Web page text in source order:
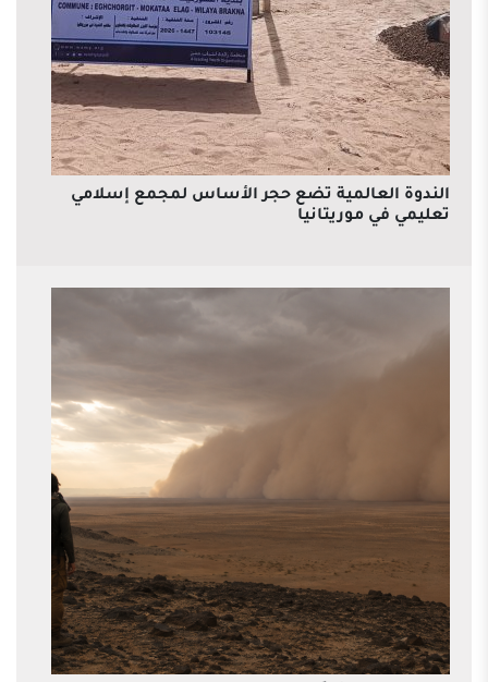
الندوة العالمية تضع حجر الأساس لمجمع إسلامي
تعليمي في موريتانيا